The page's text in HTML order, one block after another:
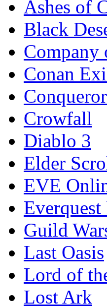
Ashes of
Black
Company
Conan
Crowfall
Diablo 3
Elder
EVE
Guild
Last Oasis
Lord of
Lost Ark